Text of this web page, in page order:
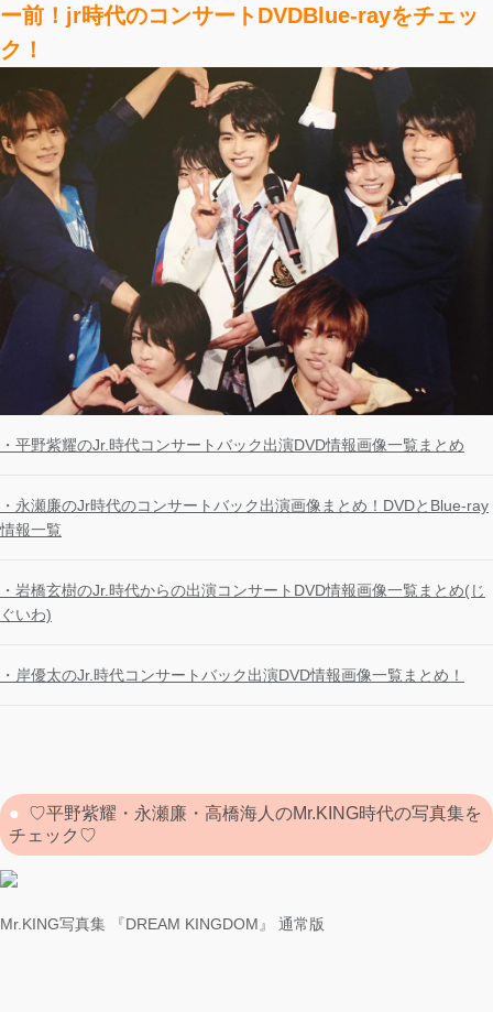
ー前！jr時代のコンサートDVDBlue-rayをチェッ
ク！
・平野紫耀のJr.時代コンサートバック出演DVD情報画像一覧まとめ
・永瀬廉のJr時代のコンサートバック出演画像まとめ！DVDとBlue-ray
情報一覧
・岩橋玄樹のJr.時代からの出演コンサートDVD情報画像一覧まとめ(じ
ぐいわ)
・岸優太のJr.時代コンサートバック出演DVD情報画像一覧まとめ！
♡平野紫耀・永瀬廉・高橋海人のMr.KING時代の写真集を
チェック♡
Mr.KING写真集 『DREAM KINGDOM』 通常版